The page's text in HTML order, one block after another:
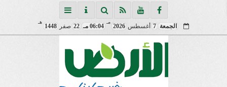
الجمعة 7 أغسطس 2026
مـ
06:04 مـ 22 صفر 1448
هـ